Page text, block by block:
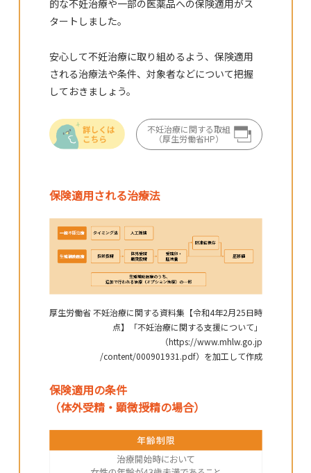
的な不妊治療や一部の医薬品への保険適用がス
タートしました。
安心して不妊治療に取り組めるよう、保険適用
される治療法や条件、対象者などについて把握
しておきましょう。
不妊治療に関する取組
（厚生労働省HP）
保険適用される治療法
厚生労働省 不妊治療に関する資料集【令和4年2月25日時
点】「不妊治療に関する支援について」
（https://www.mhlw.go.jp
/content/000901931.pdf）を加工して作成
保険適用の条件
（体外受精・顕微授精の場合）